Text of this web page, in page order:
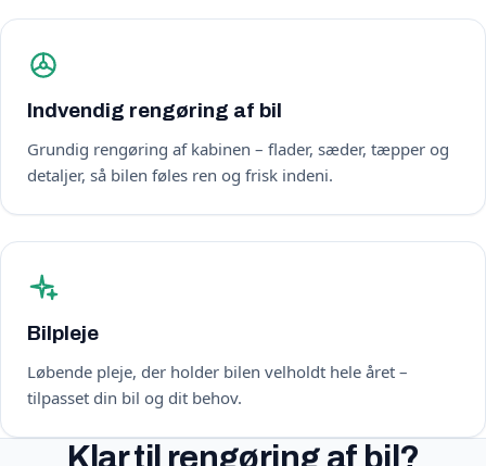
Indvendig rengøring af bil
Grundig rengøring af kabinen – flader, sæder, tæpper og
detaljer, så bilen føles ren og frisk indeni.
Bilpleje
Løbende pleje, der holder bilen velholdt hele året –
tilpasset din bil og dit behov.
Klar til rengøring af bil?